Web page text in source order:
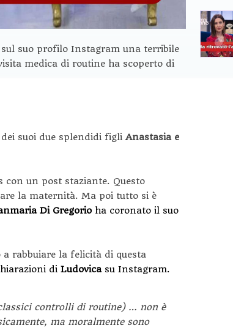
suo profilo Instagram una terribile
medica di routine ha scoperto di
suoi due splendidi figli Anastasia e
con un post staziante. Questo
la maternità. Ma poi tutto si è
Di Gregorio ha coronato il suo
rabbuiare la felicità di questa
di Ludovica su Instagram.
controlli di routine) … non è
ma moralmente sono